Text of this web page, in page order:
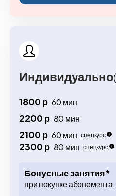
Индивидуально
1800 р 60 мин
2200 р 80 мин
2100 р 60 мин спецкурс
2300 р 80 мин спецкурс
Бонусные занятия*
при покупке абонемента: